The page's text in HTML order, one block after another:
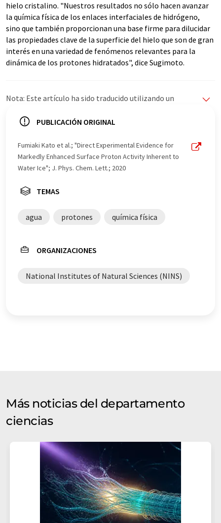
hielo cristalino. "Nuestros resultados no sólo hacen avanzar
la química física de los enlaces interfaciales de hidrógeno,
sino que también proporcionan una base firme para dilucidar
las propiedades clave de la superficie del hielo que son de gran
interés en una variedad de fenómenos relevantes para la
dinámica de los protones hidratados", dice Sugimoto.
Nota: Este artículo ha sido traducido utilizando un
ofrece estas traducciones automáticas para presentar
este artículo ha sido traducido con traducción
automática, es posible que contenga errores de
vocabulario, sintaxis o gramática. El artículo original en
PUBLICACIÓN ORIGINAL
Fumiaki Kato et al.; "Direct Experimental Evidence for
Markedly Enhanced Surface Proton Activity Inherent to
Water Ice"; J. Phys. Chem. Lett.; 2020
TEMAS
agua protones química física
ORGANIZACIONES
National Institutes of Natural Sciences (NINS)
Más noticias del departamento
ciencias